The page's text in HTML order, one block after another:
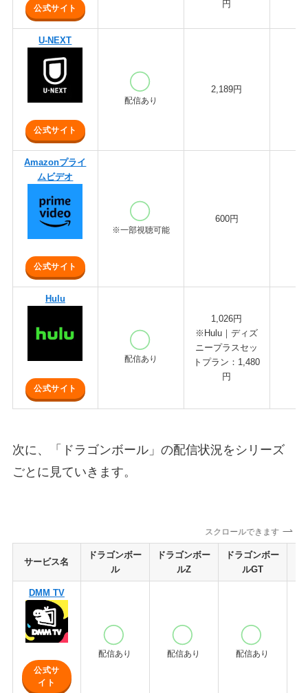
公式サイト 円
U-NEXT
公式サイト
配信あり
2,189円
Amazonプライ
ムビデオ
公式サイト
※一部視聴可能
600円
Hulu
公式サイト
配信あり
1,026円
※Hulu｜ディズ
ニープラスセッ
トプラン：1,480
円
次に、「ドラゴンボール」の配信状況をシリーズ
ごとに見ていきます。
スクロールできます
サービス名
ドラゴンボー
ル
ドラゴンボー
ルZ
ドラゴンボー
ルGT
DMM TV
公式サ
イト
配信あり 配信あり 配信あり